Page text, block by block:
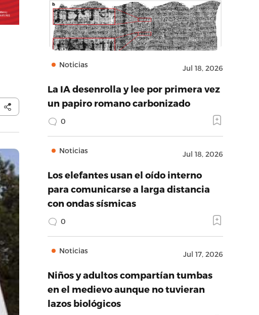
Noticias Jul 18, 2026
La IA desenrolla y lee por primera vez
un papiro romano carbonizado
0
Noticias Jul 18, 2026
Los elefantes usan el oído interno
para comunicarse a larga distancia
con ondas sísmicas
0
Noticias Jul 17, 2026
Niños y adultos compartían tumbas
en el medievo aunque no tuvieran
lazos biológicos